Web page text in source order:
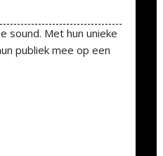
sound. Met hun unieke
publiek mee op een